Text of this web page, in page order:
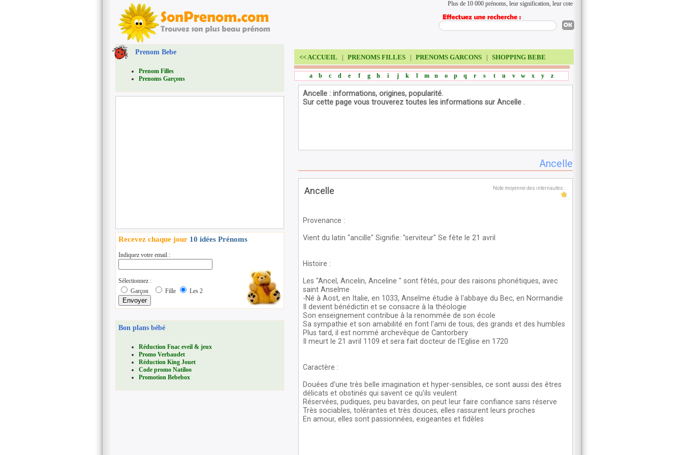
Plus de 10 000 prénoms, leur signification, leur cote
Prenom Bebe
Prenom Filles
Prenoms Garçons
Recevez chaque jour 10 idées Prénoms
Indiquez votre email :
Sélectionnez :
Garçon
Fille Les 2
Bon plans bébé
Réduction Fnac eveil & jeux
Promo Verbaudet
Réduction King Jouet
Code promo Natiloo
Promotion Bebebox
<<ACCUEIL PRENOMS FILLES PRENOMS GARCONS SHOPPING BEBE
a b c d e f g h i j k l m n o p q r s t u v w x y z
Ancelle : informations, origines, popularité.
Sur cette page vous trouverez toutes les informations sur Ancelle .
Ancelle
Ancelle Note moyenne des internautes :
Provenance :
Vient du latin "ancille" Signifie: "serviteur" Se fête le 21 avril
Histoire :
Les "Ancel, Ancelin, Anceline " sont fêtés, pour des raisons phonétiques, avec
saint Anselme
-Né à Aost, en Italie, en 1033, Anselme étudie à l'abbaye du Bec, en Normandie
Il devient bénédictin et se consacre à la théologie
Son enseignement contribue à la renommée de son école
Sa sympathie et son amabilité en font l'ami de tous, des grands et des humbles
Plus tard, il est nommé archevêque de Cantorbery
Il meurt le 21 avril 1109 et sera fait docteur de l'Eglise en 1720
Caractère :
Douées d'une très belle imagination et hyper-sensibles, ce sont aussi des êtres
délicats et obstinés qui savent ce qu'ils veulent
Réservées, pudiques, peu bavardes, on peut leur faire confiance sans réserve
Très sociables, tolérantes et très douces, elles rassurent leurs proches
En amour, elles sont passionnées, exigeantes et fidèles